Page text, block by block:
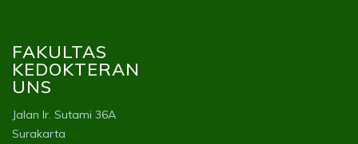
FAKULTAS
KEDOKTERAN
UNS
Jalan Ir. Sutami 36A
Surakarta